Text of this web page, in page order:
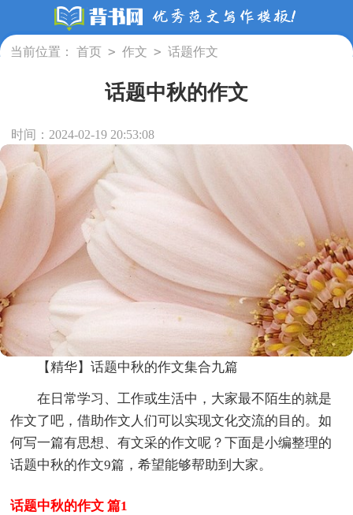
当前位置： 首页 > 作文 > 话题作文
话题中秋的作文
时间：2024-02-19 20:53:08
【精华】话题中秋的作文集合九篇
在日常学习、工作或生活中，大家最不陌生的就是
作文了吧，借助作文人们可以实现文化交流的目的。如
何写一篇有思想、有文采的作文呢？下面是小编整理的
话题中秋的作文9篇，希望能够帮助到大家。
话题中秋的作文 篇1